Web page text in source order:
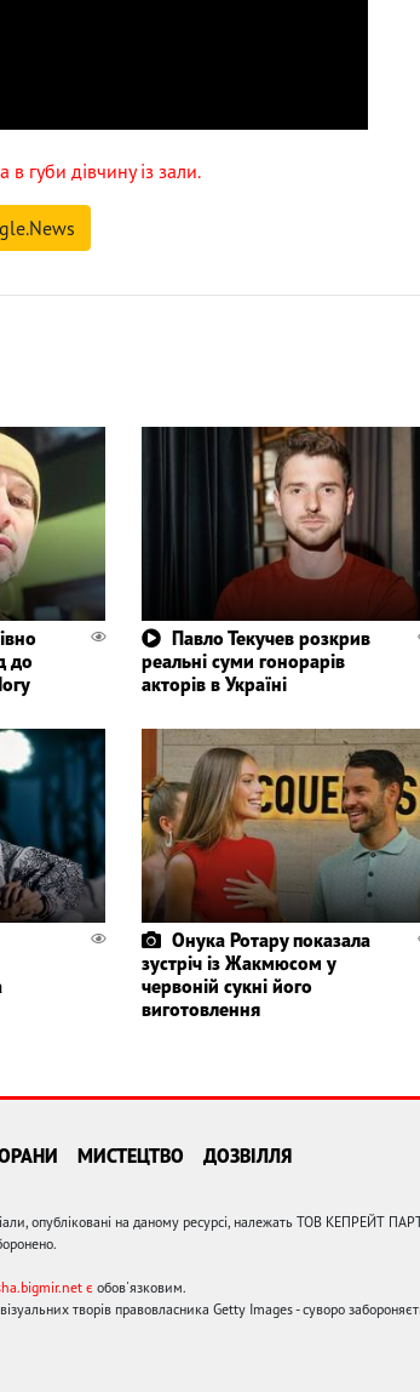
в губи дівчину із зали.
до
Павло Текучев розкрив
реальні суми гонорарів
акторів в Україні
Онука Ротару показала
зустріч із Жакмюсом у
червоній сукні його
виготовлення
МИСТЕЦТВО ДОЗВІЛЛЯ
опубліковані на даному ресурсі, належать ТОВ КЕПРЕЙТ
є обов'язковим.
творів правовласника Getty Images - суворо